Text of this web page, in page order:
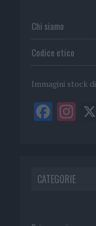
Chi siamo
Codice etico
Immagini stock di
CATEGORIE